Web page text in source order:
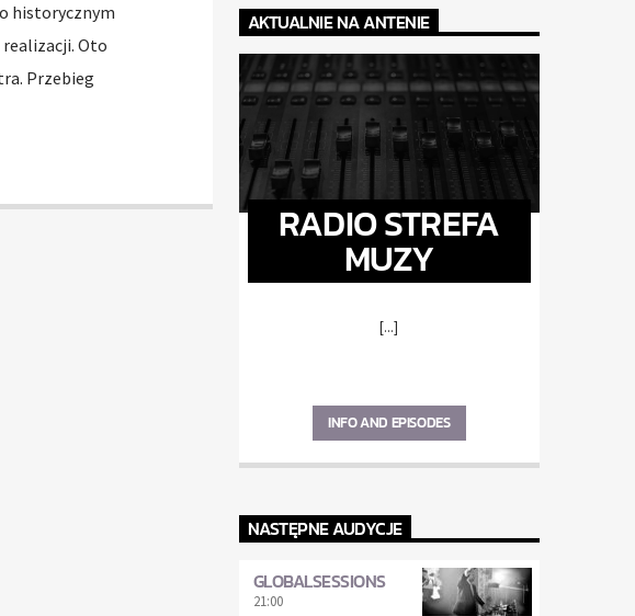
historycznym
Oto
Przebieg
AKTUALNIE NA ANTENIE
RADIO STREFA
MUZY
[...]
INFO AND EPISODES
NASTĘPNE AUDYCJE
GLOBALSESSIONS
21:00